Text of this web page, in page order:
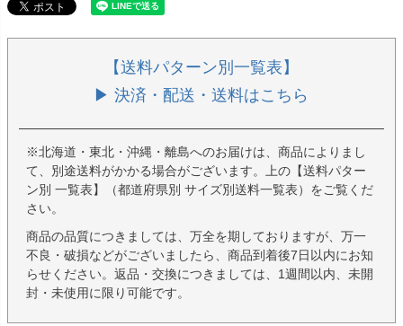
【送料パターン別一覧表】
▶ 決済・配送・送料はこちら
※北海道・東北・沖縄・離島へのお届けは、商品によりまし
て、別途送料がかかる場合がございます。上の【送料パター
ン別 一覧表】（都道府県別 サイズ別送料一覧表）をご覧くだ
さい。
商品の品質につきましては、万全を期しておりますが、万一
不良・破損などがございましたら、商品到着後7日以内にお知
らせください。返品・交換につきましては、1週間以内、未開
封・未使用に限り可能です。